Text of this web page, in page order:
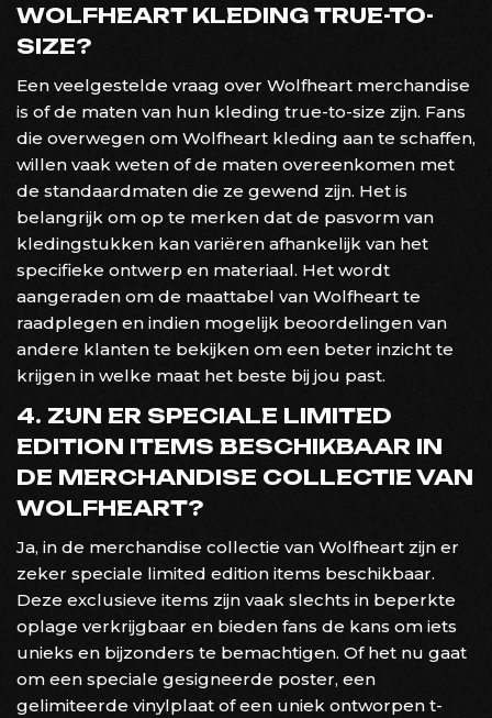
WOLFHEART KLEDING TRUE-TO-
SIZE?
Een veelgestelde vraag over Wolfheart merchandise
is of de maten van hun kleding true-to-size zijn. Fans
die overwegen om Wolfheart kleding aan te schaffen,
willen vaak weten of de maten overeenkomen met
de standaardmaten die ze gewend zijn. Het is
belangrijk om op te merken dat de pasvorm van
kledingstukken kan variëren afhankelijk van het
specifieke ontwerp en materiaal. Het wordt
aangeraden om de maattabel van Wolfheart te
raadplegen en indien mogelijk beoordelingen van
andere klanten te bekijken om een beter inzicht te
krijgen in welke maat het beste bij jou past.
4. ZIJN ER SPECIALE LIMITED
EDITION ITEMS BESCHIKBAAR IN
DE MERCHANDISE COLLECTIE VAN
WOLFHEART?
Ja, in de merchandise collectie van Wolfheart zijn er
zeker speciale limited edition items beschikbaar.
Deze exclusieve items zijn vaak slechts in beperkte
oplage verkrijgbaar en bieden fans de kans om iets
unieks en bijzonders te bemachtigen. Of het nu gaat
om een speciale gesigneerde poster, een
gelimiteerde vinylplaat of een uniek ontworpen t-